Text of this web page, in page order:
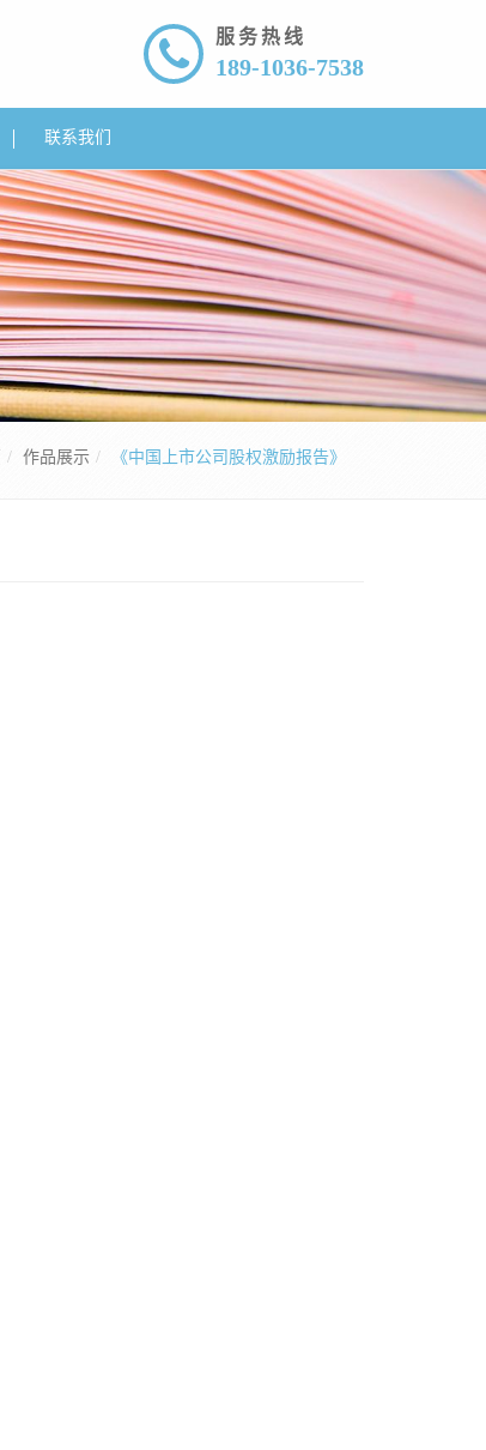
服务热线
189-1036-7538
联系我们
作品展示 《中国上市公司股权激励报告》